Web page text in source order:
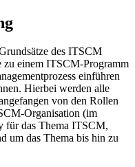
des ITSCM
zu einem ITSCM-Programm
einführen
Hierbei werden alle
von den Rollen
Organisation (im
für das Thema ITSCM,
um das Thema bis hin zu